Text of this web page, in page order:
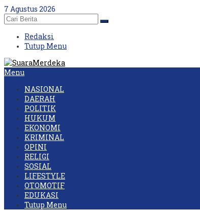
Skip
to
content
7 Agustus 2026
Redaksi
Tutup Menu
Menu
NASIONAL
DAERAH
POLITIK
HUKUM
EKONOMI
KRIMINAL
OPINI
RELIGI
SOSIAL
LIFESTYLE
OTOMOTIF
EDUKASI
Tutup Menu